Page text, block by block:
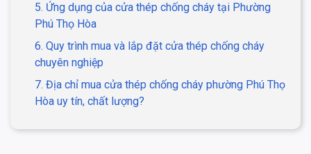
5. Ứng dụng của cửa thép chống cháy tại Phường
Phú Thọ Hòa
6. Quy trình mua và lắp đặt cửa thép chống cháy
chuyên nghiệp
7. Địa chỉ mua cửa thép chống cháy phường Phú Thọ
Hòa uy tín, chất lượng?